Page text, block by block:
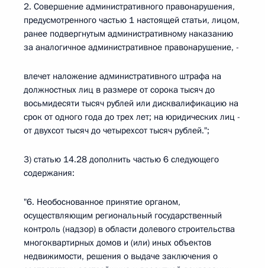
2. Совершение административного правонарушения,
предусмотренного частью 1 настоящей статьи, лицом,
ранее подвергнутым административному наказанию
за аналогичное административное правонарушение, -
влечет наложение административного штрафа на
должностных лиц в размере от сорока тысяч до
восьмидесяти тысяч рублей или дисквалификацию на
срок от одного года до трех лет; на юридических лиц -
от двухсот тысяч до четырехсот тысяч рублей.";
3) статью 14.28 дополнить частью 6 следующего
содержания:
"6. Необоснованное принятие органом,
осуществляющим региональный государственный
контроль (надзор) в области долевого строительства
многоквартирных домов и (или) иных объектов
недвижимости, решения о выдаче заключения о